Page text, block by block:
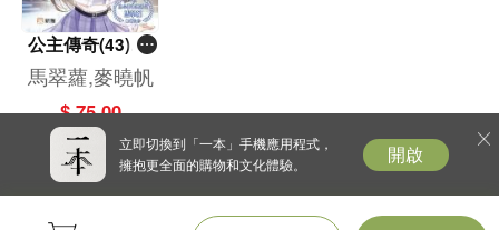
公主傳奇(43)守
護未來之星
馬翠蘿,麥曉帆
$ 75.00
立即切換到「一本」手機應用程式，
擁抱更全面的購物和文化體驗。
開啟